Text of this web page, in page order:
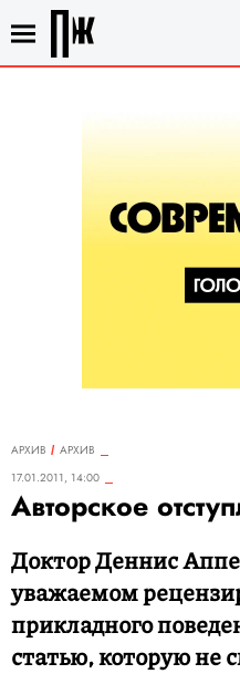
АРХИВ
АРХИВ
17.01.2011, 14:00
Авторское
Доктор Деннис
уважаемом
прикладного
статью, которую не